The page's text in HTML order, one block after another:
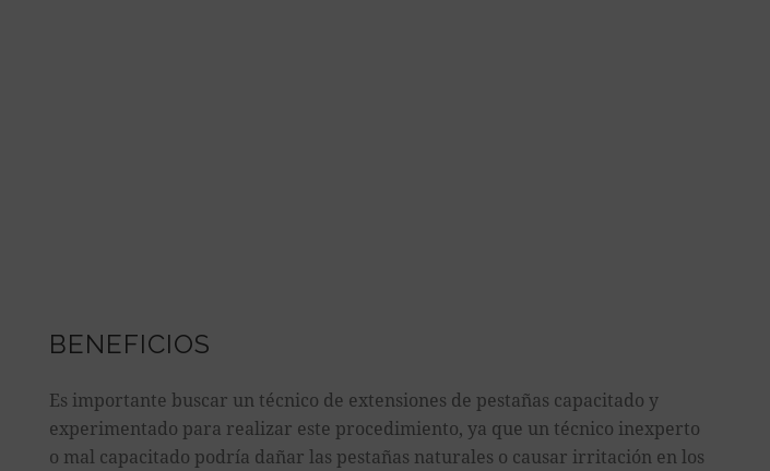
BENEFICIOS
Es importante buscar un técnico de extensiones de pestañas capacitado y
experimentado para realizar este procedimiento, ya que un técnico inexperto
o mal capacitado podría dañar las pestañas naturales o causar irritación en los